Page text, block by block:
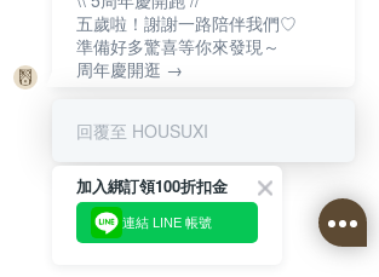
五歲啦！謝謝一路陪伴我們♡
準備好多驚喜等你來發現～
周年慶開逛 →
回覆至 HOUSUXI
加入綁訂領100折扣金
連結 LINE 帳號